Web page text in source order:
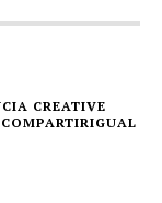
CREATIVE